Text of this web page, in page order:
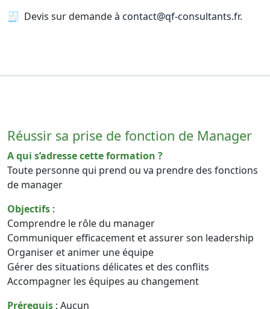
🧾 Devis sur demande à contact@qf-consultants.fr.
Réussir sa prise de fonction de Manager
A qui s’adresse cette formation ?
Toute personne qui prend ou va prendre des fonctions
de manager
Objectifs :
Comprendre le rôle du manager
Communiquer efficacement et assurer son leadership
Organiser et animer une équipe
Gérer des situations délicates et des conflits
Accompagner les équipes au changement
Prérequis : Aucun